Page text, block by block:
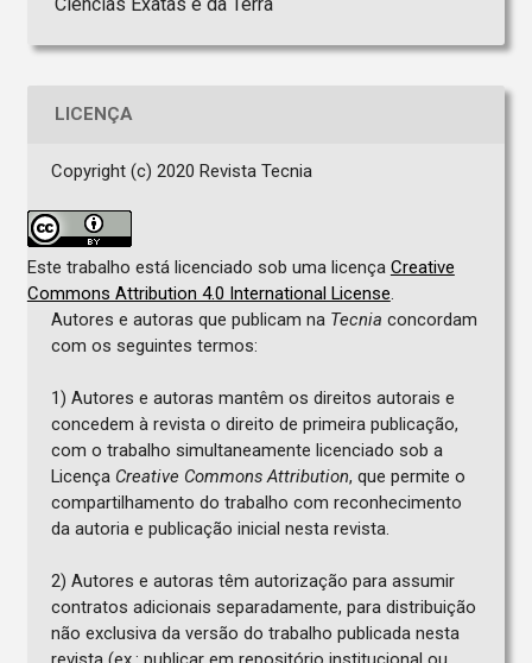
LICENÇA
Copyright (c) 2020 Revista Tecnia
Este trabalho está licenciado sob uma licença Creative
Commons Attribution 4.0 International License.
Autores e autoras que publicam na Tecnia concordam
com os seguintes termos:
1) Autores e autoras mantêm os direitos autorais e
concedem à revista o direito de primeira publicação,
com o trabalho simultaneamente licenciado sob a
Licença Creative Commons Attribution, que permite o
compartilhamento do trabalho com reconhecimento
da autoria e publicação inicial nesta revista.
2) Autores e autoras têm autorização para assumir
contratos adicionais separadamente, para distribuição
não exclusiva da versão do trabalho publicada nesta